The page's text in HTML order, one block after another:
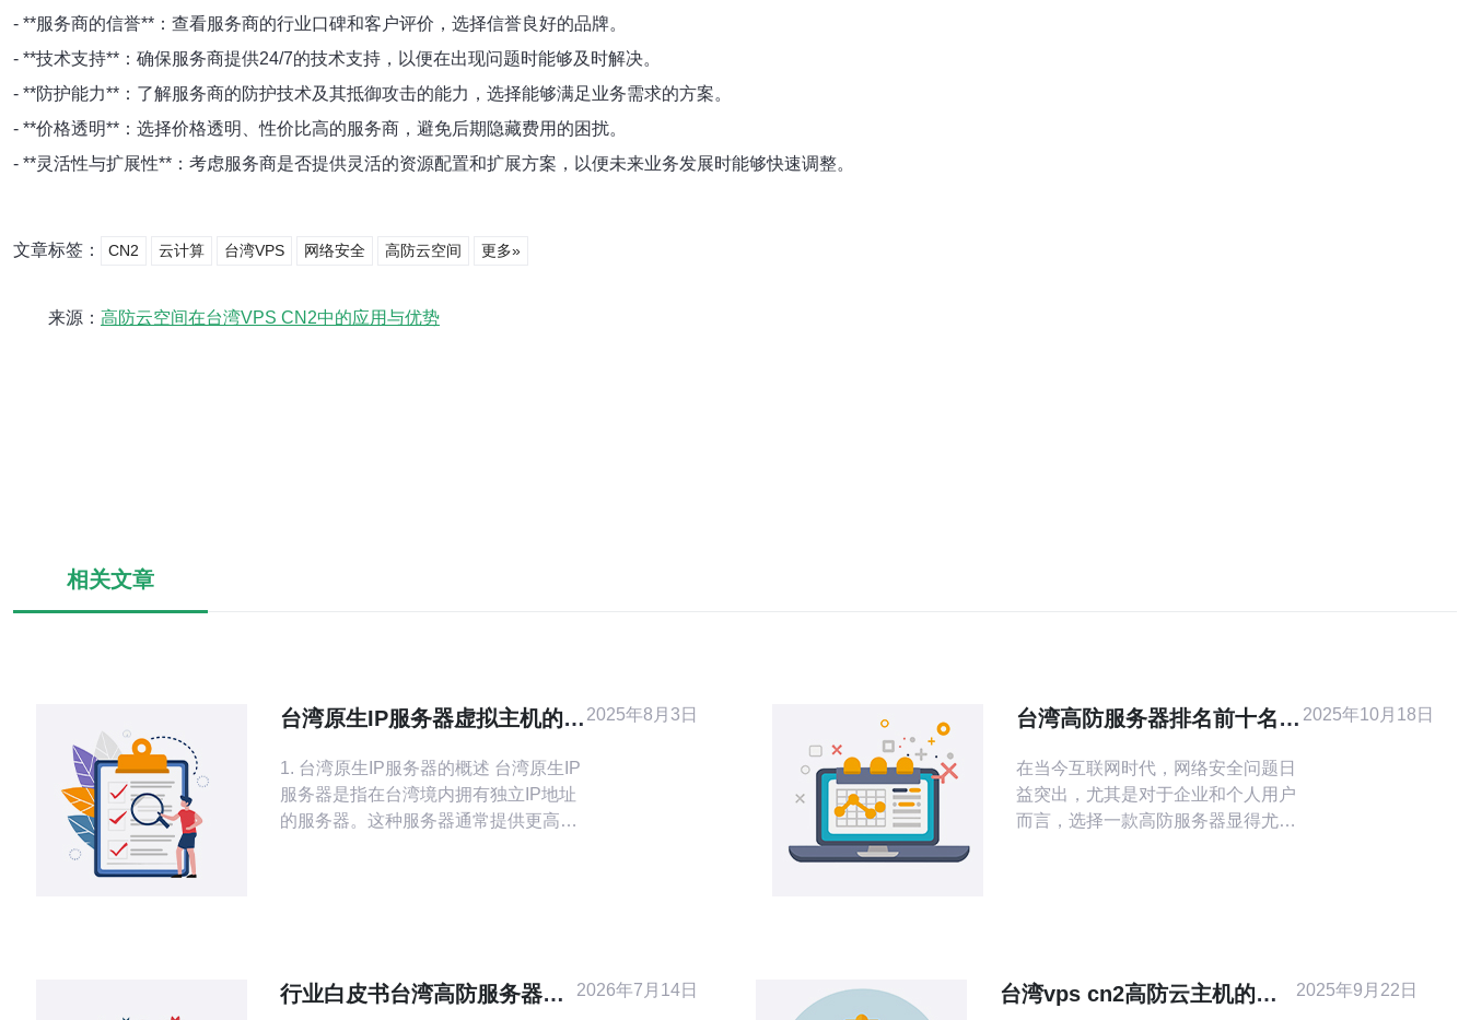
- **服务商的信誉**：查看服务商的行业口碑和客户评价，选择信誉良好的品牌。
- **技术支持**：确保服务商提供24/7的技术支持，以便在出现问题时能够及时解决。
- **防护能力**：了解服务商的防护技术及其抵御攻击的能力，选择能够满足业务需求的方案。
- **价格透明**：选择价格透明、性价比高的服务商，避免后期隐藏费用的困扰。
- **灵活性与扩展性**：考虑服务商是否提供灵活的资源配置和扩展方案，以便未来业务发展时能够快速调整。
文章标签： CN2 云计算 台湾VPS 网络安全 高防云空间 更多»
来源： 高防云空间在台湾VPS CN2中的应用与优势
相关文章
台湾原生IP服务器虚拟主机的优
1. 台湾原生IP服务器的概述 台湾原生IP
服务器是指在台湾境内拥有独立IP地址
的服务器。这种服务器通常提供更高的
统计数据，台湾的互联网普及率已达到
90%以上，为服务
2025年8月3日
台湾高防服务器排名前十名的
在当今互联网时代，网络安全问题日
益突出，尤其是对于企业和个人用户
而言，选择一款高防服务器显得尤为
名第一的高防服务器。用户普遍反
映，该服务器的防护能力强，能够有
2025年10月18日
行业白皮书台湾高防服务器排
2026年7月14日
台湾vps cn2高防云主机的安
2025年9月22日